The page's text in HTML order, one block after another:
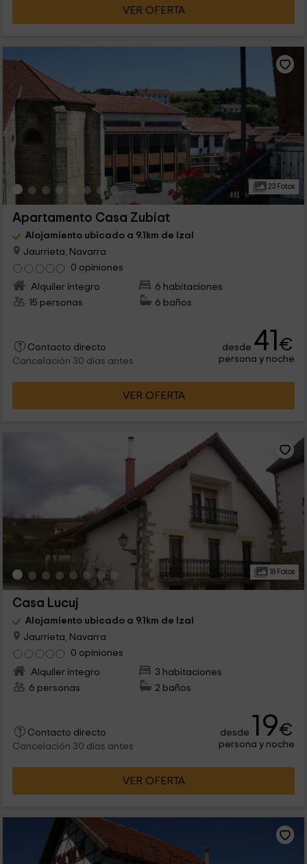
VER OFERTA
23 Fotos
Apartamento Casa Zubiat
Alojamiento ubicado a 9.1km de Izal
Jaurrieta, Navarra
0 opiniones
Alquiler íntegro
6 habitaciones
15 personas
6 baños
Contacto directo
Cancelación 30 días antes
desde 41€
persona y noche
VER OFERTA
18 Fotos
Casa Lucuj
Alojamiento ubicado a 9.1km de Izal
Jaurrieta, Navarra
0 opiniones
Alquiler íntegro
3 habitaciones
6 personas
2 baños
Contacto directo
Cancelación 30 días antes
desde 19€
persona y noche
VER OFERTA